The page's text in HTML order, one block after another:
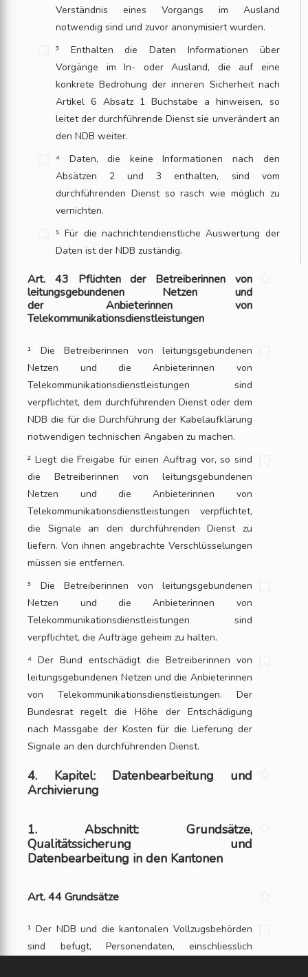
Verständnis eines Vorgangs im Ausland
notwendig sind und zuvor anonymisiert wurden.
³ Enthalten die Daten Informationen über
Vorgänge im In- oder Ausland, die auf eine
konkrete Bedrohung der inneren Sicherheit nach
Artikel 6 Absatz 1 Buch­stabe a hinweisen, so
leitet der durchführende Dienst sie unverändert an
den NDB weiter.
⁴ Daten, die keine Informationen nach den
Absätzen 2 und 3 enthalten, sind vom
durchführenden Dienst so rasch wie möglich zu
vernichten.
⁵ Für die nachrichtendienstliche Auswertung der
Daten ist der NDB zuständig.
Art. 43 Pflichten der Betreiberinnen von
leitungsgebundenen Netzen und
der Anbieterinnen von
Telekommunikationsdienstleistungen
¹ Die Betreiberinnen von leitungsgebundenen
Netzen und die Anbieterinnen von
Telekommunikationsdienstleistungen sind
verpflichtet, dem durchführenden Dienst oder dem
NDB die für die Durchführung der Kabelaufklärung
notwendigen tech­nischen Angaben zu machen.
² Liegt die Freigabe für einen Auftrag vor, so sind
die Betreiberinnen von leitungsgebundenen
Netzen und die Anbieterinnen von
Telekommunikationsdienstleistungen verpflichtet,
die Signale an den durchführenden Dienst zu
liefern. Von ihnen angebrachte Verschlüsselungen
müssen sie entfernen.
³ Die Betreiberinnen von leitungsgebundenen
Netzen und die Anbieterinnen von
Telekommunikationsdienstleistungen sind
verpflichtet, die Aufträge geheim zu halten.
⁴ Der Bund entschädigt die Betreiberinnen von
leitungsgebundenen Netzen und die Anbieterinnen
von Telekommunikationsdienstleistungen. Der
Bundesrat regelt die Höhe der Entschädigung
nach Massgabe der Kosten für die Lieferung der
Signale an den durchführenden Dienst.
4. Kapitel: Datenbearbeitung und
Archivierung
1. Abschnitt: Grundsätze,
Qualitätssicherung und
Datenbearbeitung in den Kantonen
Art. 44 Grundsätze
¹ Der NDB und die kantonalen Vollzugs­behörden
sind befugt, Per­sonendaten, einschliesslich